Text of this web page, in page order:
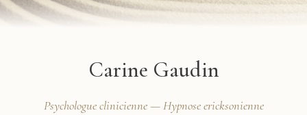
Carine Gaudin
Psychologue clinicienne — Hypnose ericksonienne